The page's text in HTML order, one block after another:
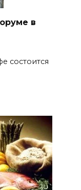
в
состоится